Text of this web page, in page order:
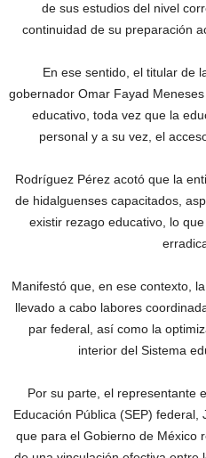
de sus estudios del nivel
continuidad de su preparación
En ese sentido, el titular de
gobernador Omar Fayad
educativo, toda vez que la
personal y a su vez, el
Rodríguez Pérez acotó que la
de hidalguenses capacitados,
existir rezago educativo, lo
Manifestó que, en ese contexto,
llevado a cabo labores
par federal, así como la
interior del Sistema
Por su parte, el representante
Educación Pública (SEP)
que para el Gobierno de México